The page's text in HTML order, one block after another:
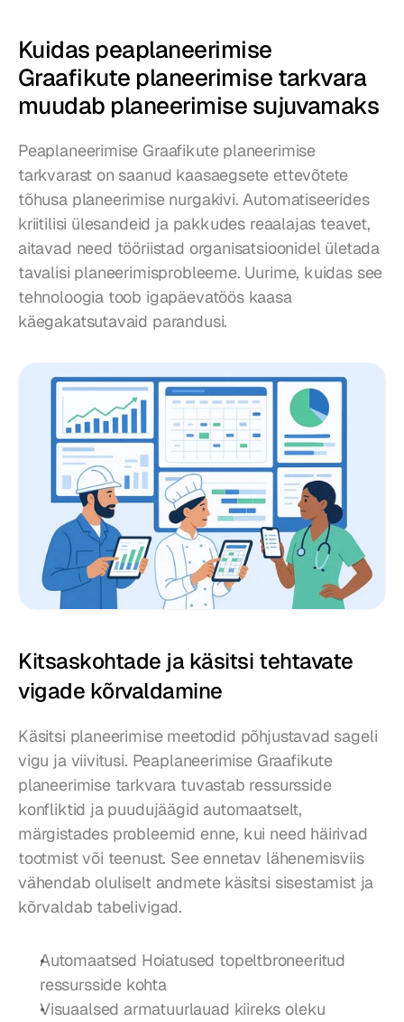
Kuidas peaplaneerimise
Graafikute planeerimise tarkvara
muudab planeerimise sujuvamaks
Peaplaneerimise Graafikute planeerimise
tarkvarast on saanud kaasaegsete ettevõtete
tõhusa planeerimise nurgakivi. Automatiseerides
kriitilisi ülesandeid ja pakkudes reaalajas teavet,
aitavad need tööriistad organisatsioonidel ületada
tavalisi planeerimisprobleeme. Uurime, kuidas see
tehnoloogia toob igapäevatöös kaasa
käegakatsutavaid parandusi.
Kitsaskohtade ja käsitsi tehtavate
vigade kõrvaldamine
Käsitsi planeerimise meetodid põhjustavad sageli
vigu ja viivitusi. Peaplaneerimise Graafikute
planeerimise tarkvara tuvastab ressursside
konfliktid ja puudujäägid automaatselt,
märgistades probleemid enne, kui need häirivad
tootmist või teenust. See ennetav lähenemisviis
vähendab oluliselt andmete käsitsi sisestamist ja
kõrvaldab tabelivigad.
Automaatsed Hoiatused topeltbroneeritud
ressursside kohta
Visuaalsed armatuurlauad kiireks oleku